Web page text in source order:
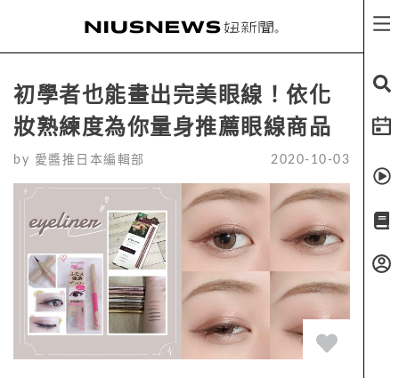
初學者也能畫出完美眼線！依化
妝熟練度為你量身推薦眼線商品
by 愛醬推日本編輯部 2020-10-03